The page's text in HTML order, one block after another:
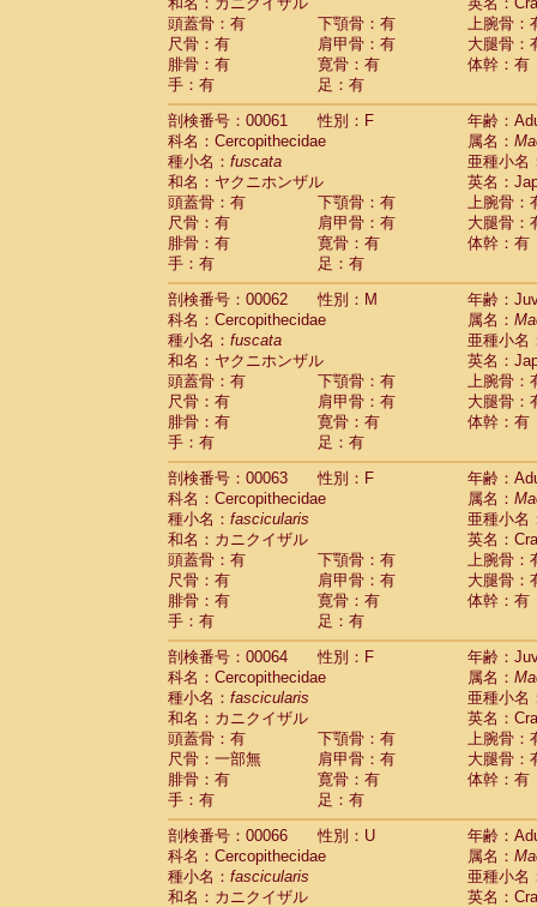
頭蓋骨：有
下顎骨：有
上腕骨：
尺骨：有
肩甲骨：有
大腿骨：
腓骨：有
寛骨：有
体幹：有
手：有
足：有
剖検番号：00061
性別：F
年齢：
科名：Cercopithecidae
属名：
種小名： fuscata
亜種小名
和名：ヤクニホンザル
英名：
頭蓋骨：有
下顎骨：有
上腕骨：
尺骨：有
肩甲骨：有
大腿骨：
腓骨：有
寛骨：有
体幹：有
手：有
足：有
剖検番号：00062
性別：M
年齢：
科名：Cercopithecidae
属名：
種小名： fuscata
亜種小名
和名：ヤクニホンザル
英名：
頭蓋骨：有
下顎骨：有
上腕骨：
尺骨：有
肩甲骨：有
大腿骨：
腓骨：有
寛骨：有
体幹：有
手：有
足：有
剖検番号：00063
性別：F
年齢：
科名：Cercopithecidae
属名：
種小名： fascicularis
亜種小名
和名：カニクイザル
英名：
頭蓋骨：有
下顎骨：有
上腕骨：
尺骨：有
肩甲骨：有
大腿骨：
腓骨：有
寛骨：有
体幹：有
手：有
足：有
剖検番号：00064
性別：F
年齢：
科名：Cercopithecidae
属名：
種小名： fascicularis
亜種小名
和名：カニクイザル
英名：
頭蓋骨：有
下顎骨：有
上腕骨：
尺骨：一部無
肩甲骨：有
大腿骨：
腓骨：有
寛骨：有
体幹：有
手：有
足：有
剖検番号：00066
性別：U
年齢：
科名：Cercopithecidae
属名：
種小名： fascicularis
亜種小名
和名：カニクイザル
英名：